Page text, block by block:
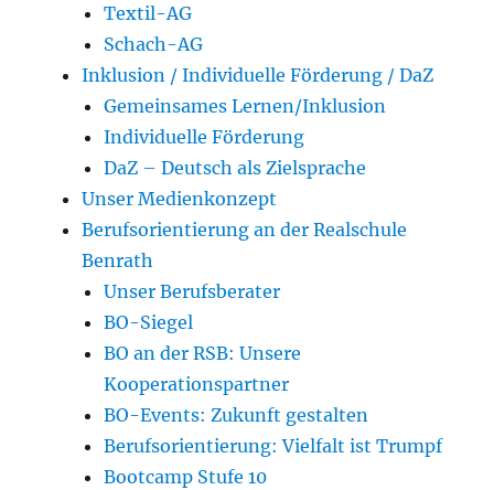
Textil-AG
Schach-AG
Inklusion / Individuelle Förderung / DaZ
Gemeinsames Lernen/Inklusion
Individuelle Förderung
DaZ – Deutsch als Zielsprache
Unser Medienkonzept
Berufsorientierung an der Realschule
Benrath
Unser Berufsberater
BO-Siegel
BO an der RSB: Unsere
Kooperationspartner
BO-Events: Zukunft gestalten
Berufsorientierung: Vielfalt ist Trumpf
Bootcamp Stufe 10